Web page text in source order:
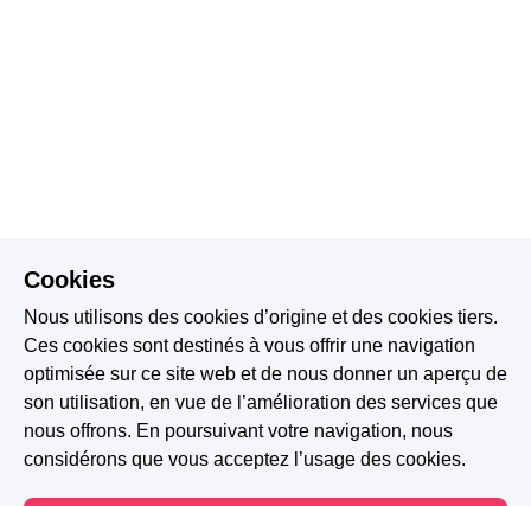
Cookies
Nous utilisons des cookies d’origine et des cookies tiers.
Ces cookies sont destinés à vous offrir une navigation
optimisée sur ce site web et de nous donner un aperçu de
son utilisation, en vue de l’amélioration des services que
nous offrons. En poursuivant votre navigation, nous
considérons que vous acceptez l’usage des cookies.